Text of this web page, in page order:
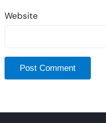
Website